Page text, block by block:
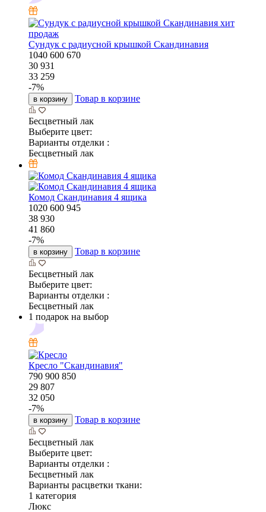
хит
продаж
Сундук с радиусной крышкой Скандинавия
1040 600 670
30 931
33 259
-7%
в корзину Товар в корзине
Бесцветный лак
Выберите цвет:
Варианты отделки :
Бесцветный лак
Комод Скандинавия 4 ящика
1020 600 945
38 930
41 860
-7%
в корзину Товар в корзине
Бесцветный лак
Выберите цвет:
Варианты отделки :
Бесцветный лак
1 подарок на выбор
Кресло "Скандинавия"
790 900 850
29 807
32 050
-7%
в корзину Товар в корзине
Бесцветный лак
Выберите цвет:
Варианты отделки :
Бесцветный лак
Варианты расцветки ткани:
1 категория
Люкс